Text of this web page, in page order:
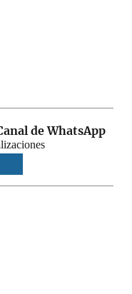
de WhatsApp